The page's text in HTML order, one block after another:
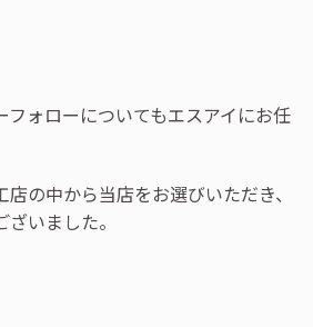
フォローについてもエスアイにお任
の中から当店をお選びいただき、
いました。